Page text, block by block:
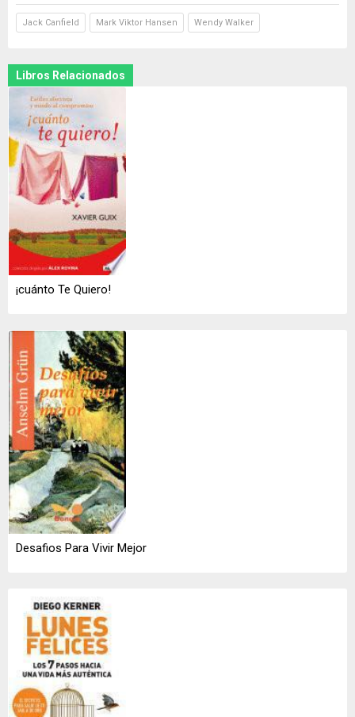
Jack Canfield Mark Viktor Hansen Wendy Walker
Libros Relacionados
¡cuánto Te Quiero!
Desafios Para Vivir Mejor